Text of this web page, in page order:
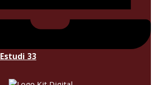
Estudi 33